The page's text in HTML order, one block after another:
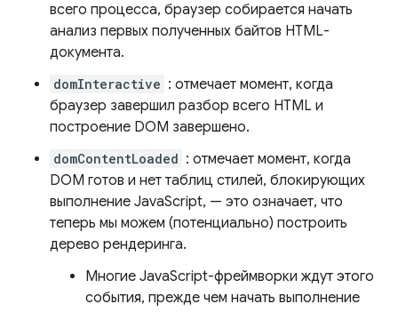
всего процесса, браузер собирается начать
анализ первых полученных байтов HTML-
документа.
domInteractive : отмечает момент, когда
браузер завершил разбор всего HTML и
построение DOM завершено.
domContentLoaded : отмечает момент, когда
DOM готов и нет таблиц стилей, блокирующих
выполнение JavaScript, — это означает, что
теперь мы можем (потенциально) построить
дерево рендеринга.
Многие JavaScript-фреймворки ждут этого
события, прежде чем начать выполнение